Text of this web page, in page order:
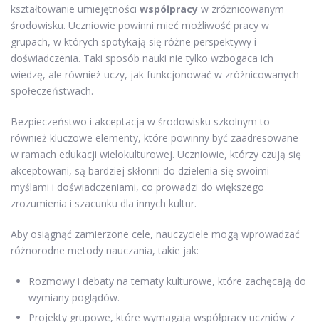
kształtowanie umiejętności współpracy w zróżnicowanym
środowisku. Uczniowie powinni mieć możliwość pracy w
grupach, w których spotykają się różne perspektywy i
doświadczenia. Taki sposób nauki nie tylko wzbogaca ich
wiedzę, ale również uczy, jak funkcjonować w zróżnicowanych
społeczeństwach.
Bezpieczeństwo i akceptacja w środowisku szkolnym to
również kluczowe elementy, które powinny być zaadresowane
w ramach edukacji wielokulturowej. Uczniowie, którzy czują się
akceptowani, są bardziej skłonni do dzielenia się swoimi
myślami i doświadczeniami, co prowadzi do większego
zrozumienia i szacunku dla innych kultur.
Aby osiągnąć zamierzone cele, nauczyciele mogą wprowadzać
różnorodne metody nauczania, takie jak:
Rozmowy i debaty na tematy kulturowe, które zachęcają do
wymiany poglądów.
Projekty grupowe, które wymagają współpracy uczniów z